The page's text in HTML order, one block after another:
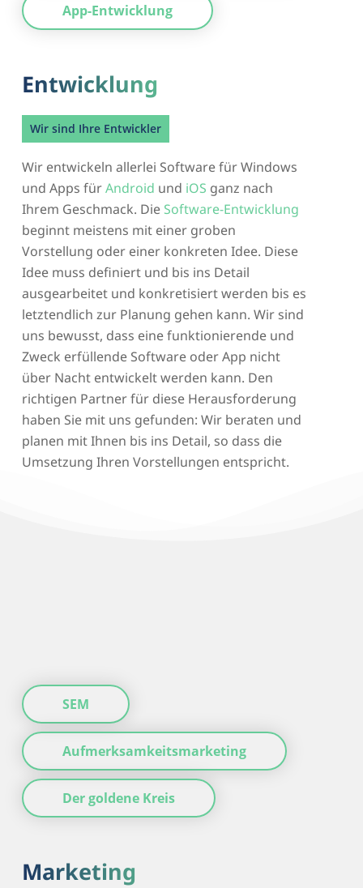
App-Entwicklung
Entwicklung
Wir sind Ihre Entwickler
Wir entwickeln allerlei Software für Windows
und Apps fürAndroid und iOS ganz nach
Ihrem Geschmack. Die Software-Entwicklung
beginnt meistens mit einer groben
Vorstellung oder einer konkreten Idee. Diese
Idee muss definiert und bis ins Detail
ausgearbeitet und konkretisiert werden bis es
letztendlich zur Planung gehen kann. Wir sind
uns bewusst, dass eine funktionierende und
Zweck erfüllende Software oder App nicht
über Nacht entwickelt werden kann. Den
richtigen Partner für diese Herausforderung
haben Sie mit uns gefunden: Wir beraten und
planen mit Ihnen bis ins Detail, so dass die
Umsetzung Ihren Vorstellungen entspricht.
SEM
Aufmerksamkeitsmarketing
Der goldene Kreis
Marketing